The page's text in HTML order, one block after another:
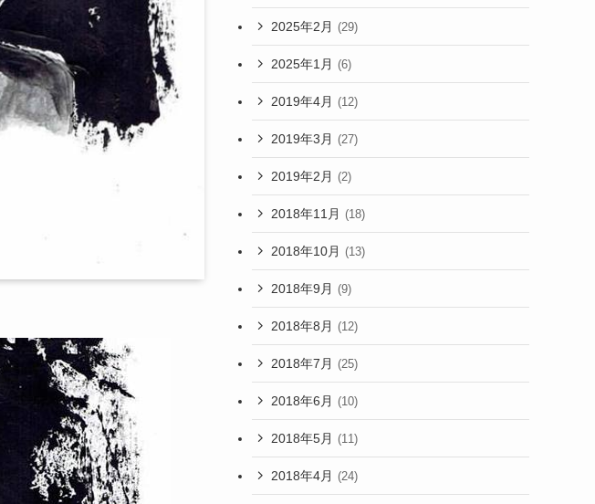
2025年2月 (29)
2025年1月 (6)
2019年4月 (12)
2019年3月 (27)
2019年2月 (2)
2018年11月 (18)
2018年10月 (13)
2018年9月 (9)
2018年8月 (12)
2018年7月 (25)
2018年6月 (10)
2018年5月 (11)
2018年4月 (24)